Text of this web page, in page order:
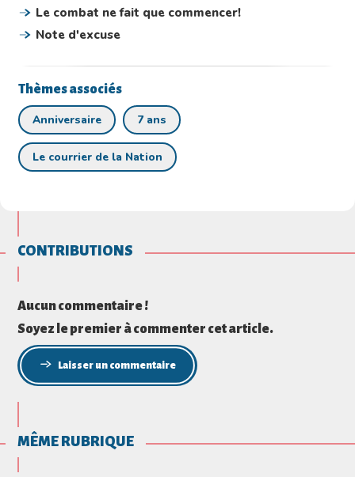
Le combat ne fait que commencer!
Note d'excuse
Thèmes associés
Anniversaire 7 ans
Le courrier de la Nation
CONTRIBUTIONS
Aucun commentaire !
Soyez le premier à commenter cet article.
Laisser un commentaire
MÊME RUBRIQUE